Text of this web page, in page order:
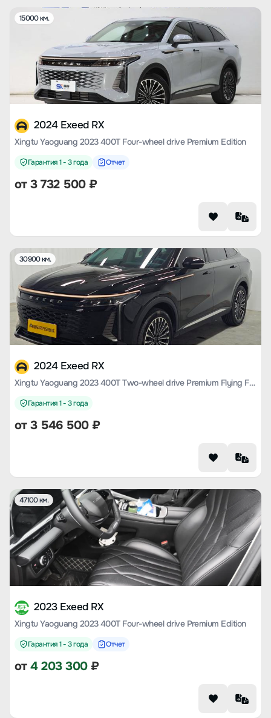
15000 км.
2024 Exeed RX
Xingtu Yaoguang 2023 400T Four-wheel drive Premium Edition
Гарантия 1 - 3 года Отчет
от3 732 500₽
30900 км.
2024 Exeed RX
Xingtu Yaoguang 2023 400T Two-wheel drive Premium Flying Fish Version
Гарантия 1 - 3 года
от3 546 500₽
47100 км.
2023 Exeed RX
Xingtu Yaoguang 2023 400T Four-wheel drive Premium Edition
Гарантия 1 - 3 года Отчет
от4 203 300₽